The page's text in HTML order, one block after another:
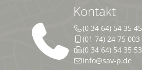
Kontakt
(0 34 64) 54 35 45
(01 74) 24 75 003
(0 34 64) 54 35 53
info@sav-p.de